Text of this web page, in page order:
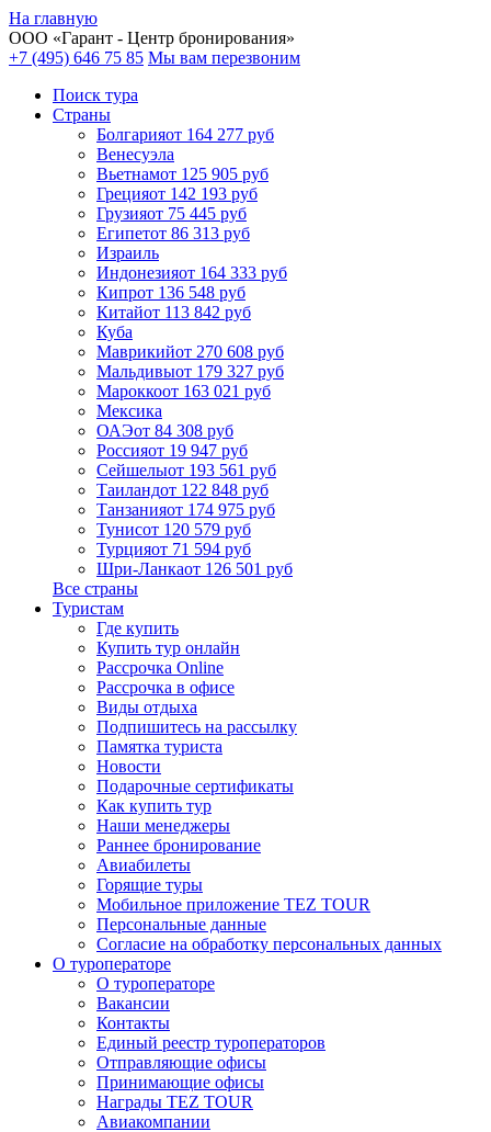
На главную
ООО «Гарант - Центр бронирования»
+7 (495) 646 75 85 Мы вам перезвоним
Поиск тура
Cтраны
Болгарияот 164 277 руб
Венесуэла
Вьетнамот 125 905 руб
Грецияот 142 193 руб
Грузияот 75 445 руб
Египетот 86 313 руб
Израиль
Индонезияот 164 333 руб
Кипрот 136 548 руб
Китайот 113 842 руб
Куба
Маврикийот 270 608 руб
Мальдивыот 179 327 руб
Мароккоот 163 021 руб
Мексика
ОАЭот 84 308 руб
Россияот 19 947 руб
Сейшелыот 193 561 руб
Таиландот 122 848 руб
Танзанияот 174 975 руб
Тунисот 120 579 руб
Турцияот 71 594 руб
Шри-Ланкаот 126 501 руб
Все страны
Туристам
Где купить
Купить тур онлайн
Рассрочка Online
Рассрочка в офисе
Виды отдыха
Подпишитесь на рассылку
Памятка туриста
Новости
Подарочные сертификаты
Как купить тур
Наши менеджеры
Раннее бронирование
Авиабилеты
Горящие туры
Мобильное приложение TEZ TOUR
Персональные данные
Согласие на обработку персональных данных
О туроператоре
О туроператоре
Вакансии
Контакты
Единый реестр туроператоров
Отправляющие офисы
Принимающие офисы
Награды TEZ TOUR
Авиакомпании